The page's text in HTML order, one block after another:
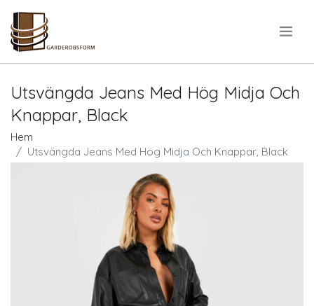
Utsvängda Jeans Med Hög Midja Och
Knappar, Black
Hem
Utsvängda Jeans Med Hög Midja Och Knappar, Black